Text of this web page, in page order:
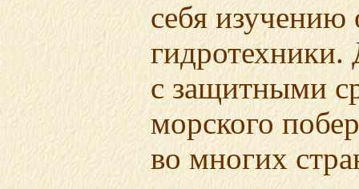
себя изучению
гидротехники.
с защитными
морского
во многих